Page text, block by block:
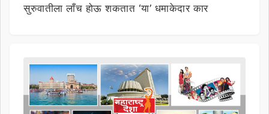
सुरुवातीला लाँच होऊ शकतात ‘या’ धमाकेदार कार